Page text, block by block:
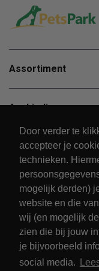
Door verder te
accepteer je
technieken.
mogelijk derden)
website en die
wij (en mogelijk
zien die bij jouw
je bijvoorbeeld
social media.
Assortiment
Aanbiedingen
Klantenservice